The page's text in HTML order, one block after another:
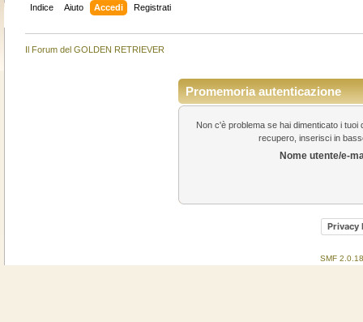
Indice Aiuto Accedi Registrati
Il Forum del GOLDEN RETRIEVER
Promemoria autenticazione
Non c'è problema se hai dimenticato i
recupero, inserisci in
Nome utente/e-
Privacy
SMF 2.0.18